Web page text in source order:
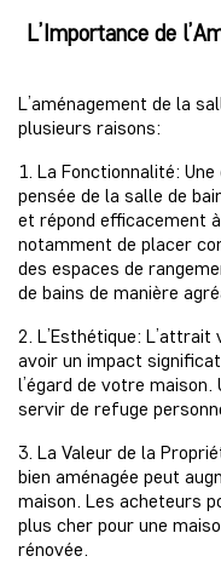
L’Importance de
L’aménagement de la
plusieurs raisons:
1. La Fonctionnalité:
pensée de la salle de
et répond efficacement
notamment de placer
des espaces de
de bains de manière
2. L’Esthétique:
avoir un impact
l’égard de votre maison.
servir de refuge
3. La Valeur de la
bien aménagée peut
maison. Les acheteurs
plus cher pour une
rénovée.